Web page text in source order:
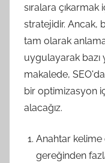
sıralara çıkarmak
stratejidir. Ancak,
tam olarak
uygulayarak bazı
makalede, SEO'da
bir optimizasyon
alacağız.
Anahtar kelime
gereğinden